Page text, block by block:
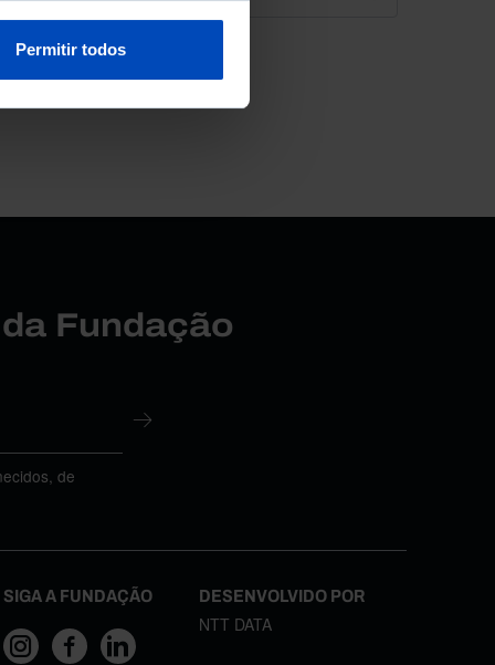
Permitir todos
Fundação
de
SIGA A FUNDAÇÃO DESENVOLVIDO POR
NTT DATA